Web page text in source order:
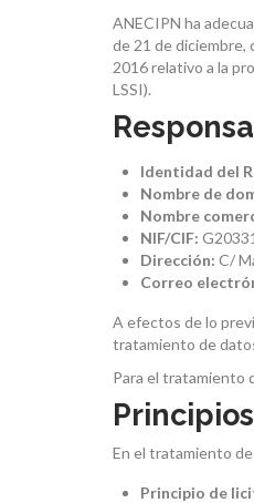
ANECIPN ha
de 21 de diciembre,
2016 relativo a la
LSSI).
Identidad del
Nombre de
Nombre
NIF/CIF:
Dirección: C/
Correo
A efectos de lo
tratamiento de
Para el tratamiento
En el tratamiento
Principio de